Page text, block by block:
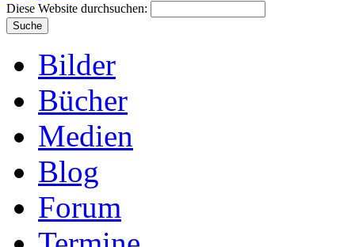
Diese Website durchsuchen:
Bilder
Bücher
Medien
Blog
Forum